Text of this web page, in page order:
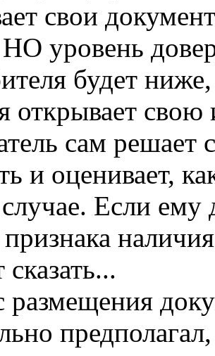
свои
уровень
будет
открывает
сам решает
и оценивает,
Если ему
признака
сказать...
размещения